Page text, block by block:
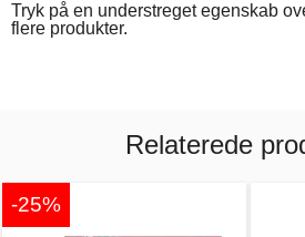
Tryk på en understreget egenskab
flere produkter.
Relaterede
-25%